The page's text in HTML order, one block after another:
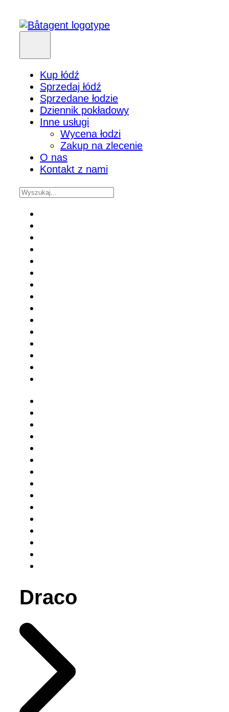
Kup łódź
Sprzedaj łódź
Sprzedane łodzie
Dziennik pokładowy
Inne usługi
Wycena łodzi
Zakup na zlecenie
O nas
Kontakt z nami
Draco